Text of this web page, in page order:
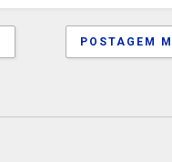
POSTAGEM